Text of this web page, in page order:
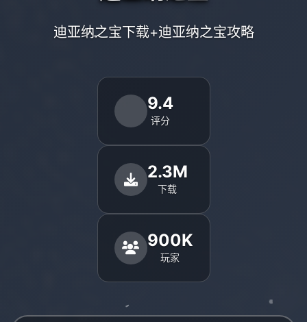
迪亚纳之宝下载+迪亚纳之宝攻略
9.4
评分
2.3M
下载
900K
玩家